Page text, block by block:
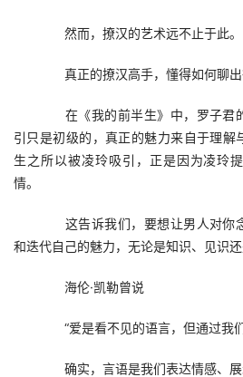
然而，撩汉的艺术远不止于此。
真正的撩汉高手，懂得如何聊出
在《我的前半生》中，罗子君
引只是初级的，真正的魅力来自于理解
生之所以被凌玲吸引，正是因为凌玲
情。
这告诉我们，要想让男人对你
和迭代自己的魅力，无论是知识、见识还
海伦·凯勒曾说
“爱是看不见的语言，但通过我
确实，言语是我们表达情感、展